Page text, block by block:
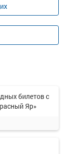
билетов с
Яр»